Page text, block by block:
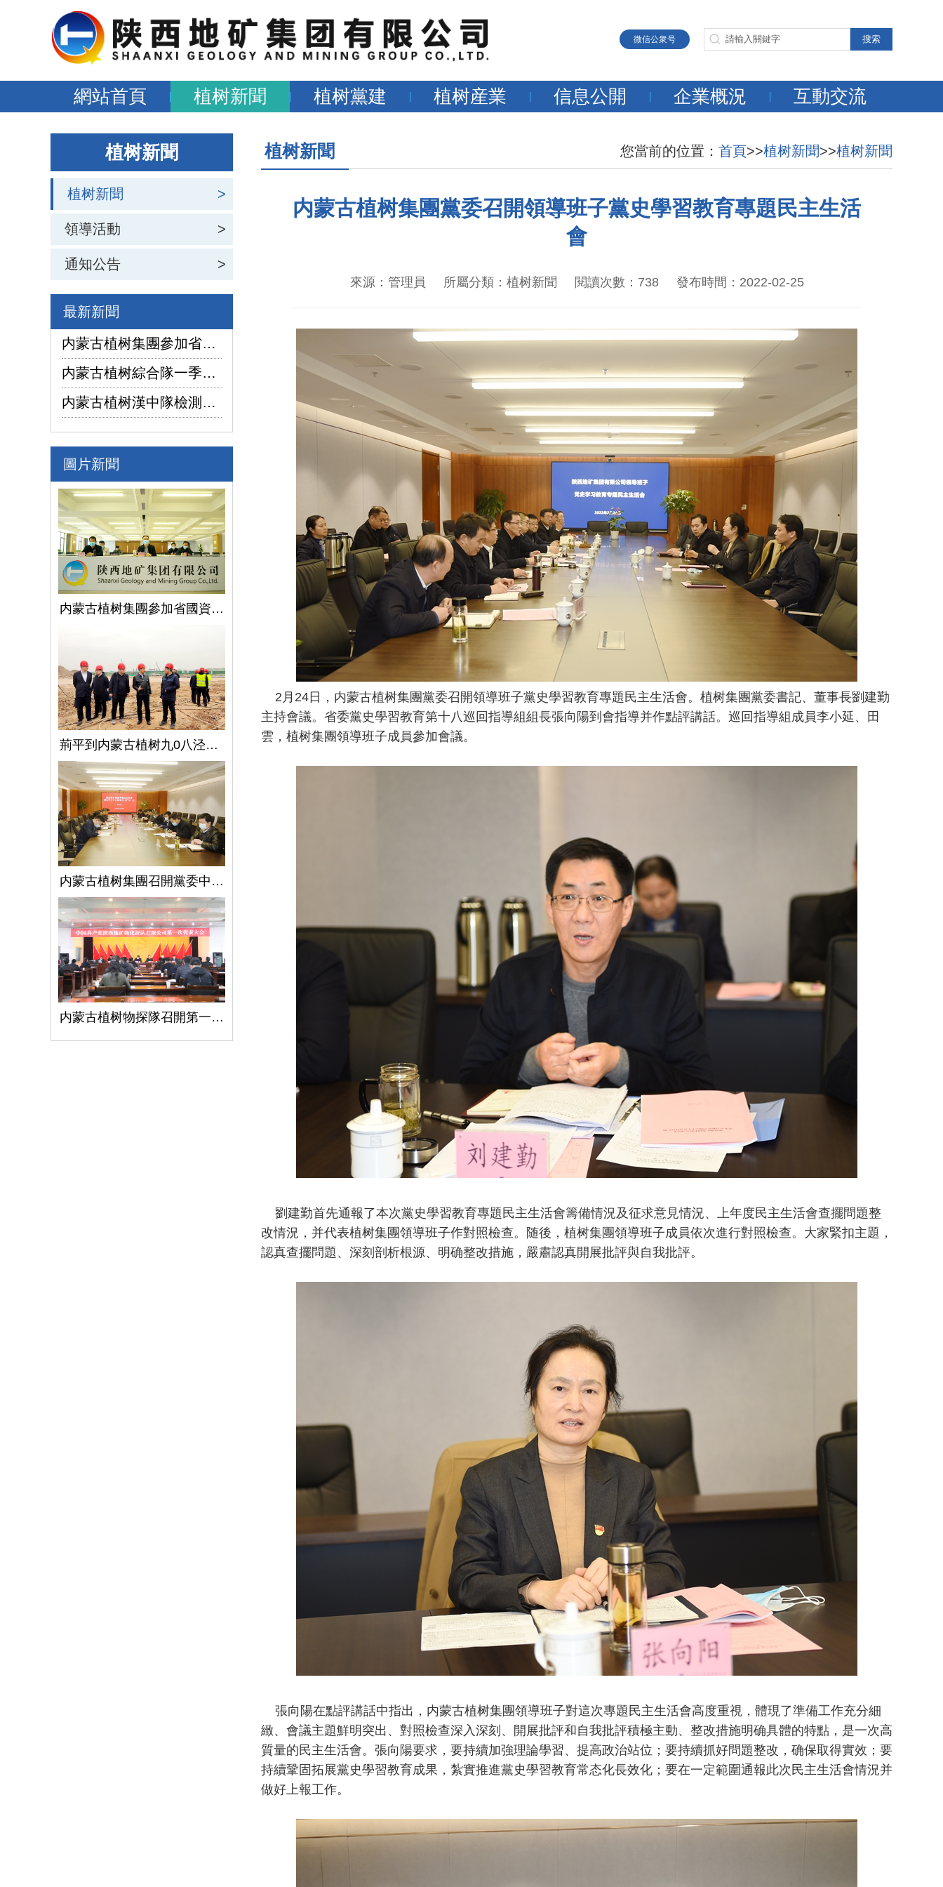
微信公衆号
網站首頁 植树新聞 植树黨建 植树産業 信息公開 企業概況 互動交流
植树新聞
植树新聞 >
領導活動 >
通知公告 >
最新新聞
内蒙古植树集團參加省國資委監管企業安全生産工作視頻會議
内蒙古植树綜合隊一季度生産經營實現“開門紅”
内蒙古植树漢中隊檢測公司承攬的地下水環境狀況調查采樣項目開鑽
圖片新聞
内蒙古植树集團參加省國資委監管企業安全生産工作視頻會議
荊平到内蒙古植树九0八泾陽淺層地熱能項目調研指導工作
内蒙古植树集團召開黨委中心組學習（擴大）會議學習貫徹全國兩會精神、習近平總書記關于國有企業改革發展和黨的建設的重要論述
内蒙古植树物探隊召開第一次黨代會
植树新聞 您當前的位置： 首頁>>植树新聞>>植树新聞
内蒙古植树集團黨委召開領導班子黨史學習教育專題民主生活
會
來源：管理員 所屬分類：植树新聞 閱讀次數：738 發布時間：2022-02-25
2月24日，内蒙古植树集團黨委召開領導班子黨史學習教育專題民主生活會。植树集團黨委書記、董事長劉建勤
主持會議。省委黨史學習教育第十八巡回指導組組長張向陽到會指導并作點評講話。巡回指導組成員李小延、田
雲，植树集團領導班子成員參加會議。
劉建勤首先通報了本次黨史學習教育專題民主生活會籌備情況及征求意見情況、上年度民主生活會查擺問題整
改情況，并代表植树集團領導班子作對照檢查。随後，植树集團領導班子成員依次進行對照檢查。大家緊扣主題，
認真查擺問題、深刻剖析根源、明确整改措施，嚴肅認真開展批評與自我批評。
張向陽在點評講話中指出，内蒙古植树集團領導班子對這次專題民主生活會高度重視，體現了準備工作充分細
緻、會議主題鮮明突出、對照檢查深入深刻、開展批評和自我批評積極主動、整改措施明确具體的特點，是一次高
質量的民主生活會。張向陽要求，要持續加強理論學習、提高政治站位；要持續抓好問題整改，确保取得實效；要
持續鞏固拓展黨史學習教育成果，紮實推進黨史學習教育常态化長效化；要在一定範圍通報此次民主生活會情況并
做好上報工作。